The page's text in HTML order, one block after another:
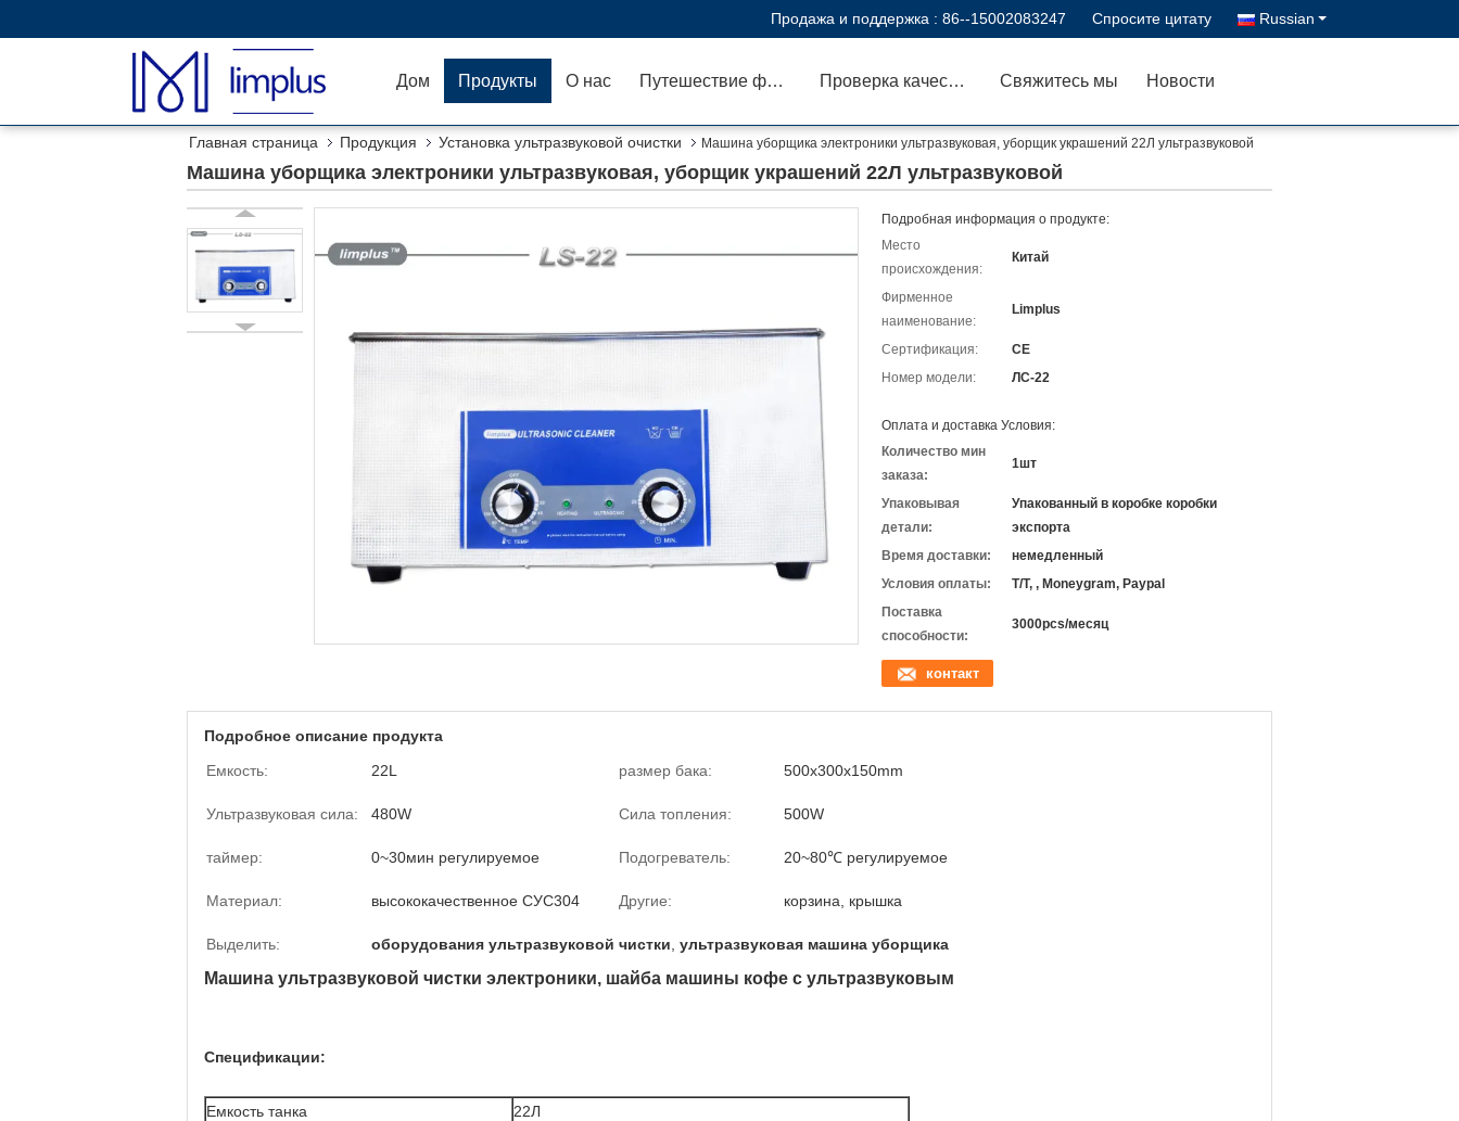
Продажа и поддержка : 86--15002083247 Спросите цитату Russian
Дом Продукты О нас Путешествие фабрики Проверка качества Свяжитесь мы Новости
Главная страница Продукция Установка ультразвуковой очистки Машина уборщика электроники ультразвуковая, уборщик украшений 22Л ультразвуковой
Машина уборщика электроники ультразвуковая, уборщик украшений 22Л ультразвуковой
Подробная информация о продукте:
Место
происхождения:
Китай
Фирменное
наименование:
Limplus
Сертификация:
CE
Номер модели:
ЛС-22
Оплата и доставка Условия:
Количество мин
заказа:
1шт
Упаковывая
детали:
Упакованный в коробке коробки
экспорта
Время доставки:
немедленный
Условия оплаты:
T/T, , Moneygram, Paypal
Поставка
способности:
3000pcs/месяц
контакт
Подробное описание продукта
Емкость:
22L размер бака: 500x300x150mm
Ультразвуковая сила: 480W Сила топления: 500W
таймер: 0~30мин регулируемое Подогреватель: 20~80℃ регулируемое
Материал: высококачественное СУС304 Другие: корзина, крышка
Выделить: оборудования ультразвуковой чистки ультразвуковая машина уборщика
Машина ультразвуковой чистки электроники, шайба машины кофе с ультразвуковым
Спецификации:
Емкость танка
22Л